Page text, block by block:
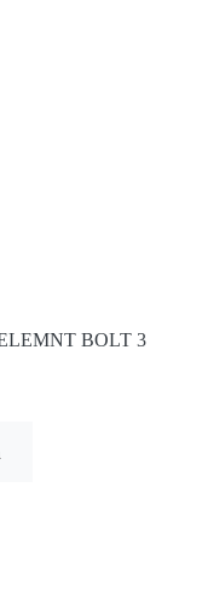
BOLT 3